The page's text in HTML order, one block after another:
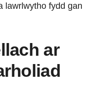
lawrlwytho fydd gan
ar